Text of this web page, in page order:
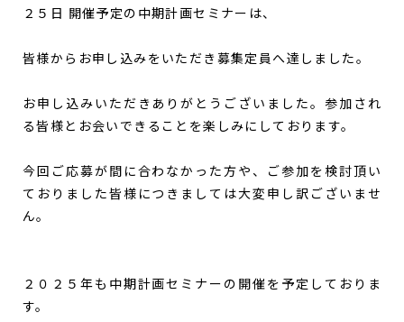
２５日 開催予定の中期計画セミナーは、
皆様からお申し込みをいただき募集定員へ達しました。
お申し込みいただきありがとうございました。参加され
る皆様とお会いできることを楽しみにしております。
今回ご応募が間に合わなかった方や、ご参加を検討頂い
ておりました皆様につきましては大変申し訳ございませ
ん。
２０２５年も中期計画セミナーの開催を予定しておりま
す。